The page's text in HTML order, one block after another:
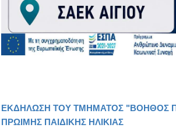
ΕΚΔΗΛΩΣΗ ΤΟΥ ΤΜΗΜΑΤΟΣ "ΒΟΗΘΟΣ
ΠΡΩΙΜΗΣ ΠΑΙΔΙΚΗΣ ΗΛΙΚΙΑΣ